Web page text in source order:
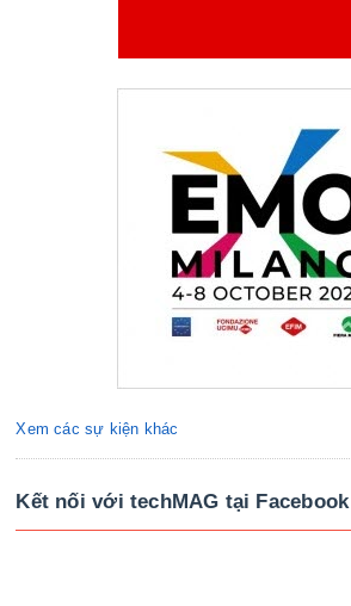
Xem các sự kiện khác
Kết nối với techMAG tại Facebook